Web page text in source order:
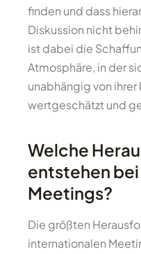
finden und dass
Diskussion nicht
ist dabei die
Atmosphäre, in der
unabhängig von
wertgeschätzt und
Welche
entstehen
Meetings?
Die größten
internationalen